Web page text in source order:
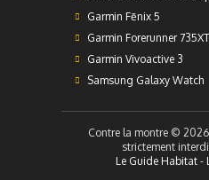
Garmin Fēnix 5
Garmin Forerunner 735XT
Garmin Vivoactive 3
Samsung Galaxy Watch
Contre la montre ©
strictement
Le Guide Habitat -